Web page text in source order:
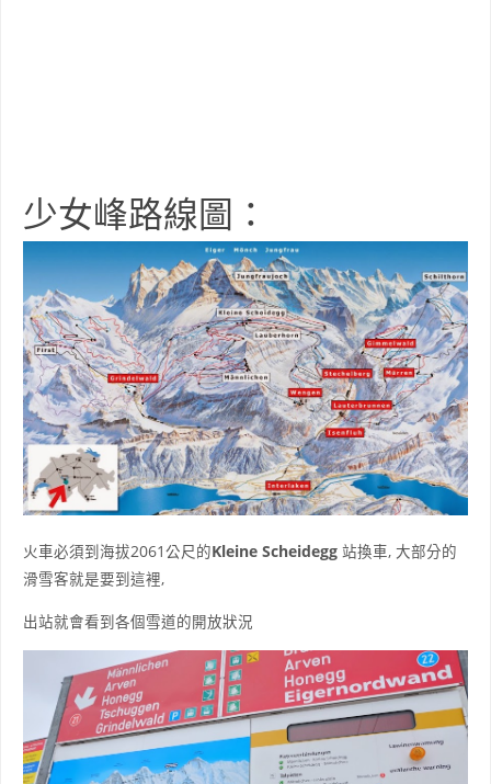
少女峰路線圖：
火車必須到海拔2061公尺的Kleine Scheidegg 站換車, 大部分的
滑雪客就是要到這裡,
出站就會看到各個雪道的開放狀況